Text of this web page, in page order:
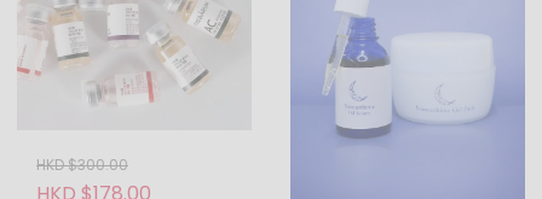
HKD $300.00
產品曾被使用(例如包
裝膠紙或盒被撕去)。
客人不喜歡或滿意產
品顏色、香味、包
裝、效果等等客觀意